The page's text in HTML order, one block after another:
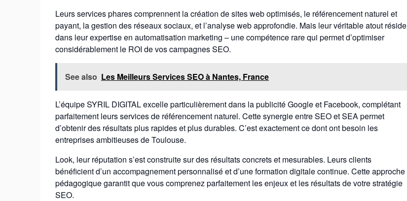
Leurs services phares comprennent la création de sites web optimisés, le référencement naturel et
payant, la gestion des réseaux sociaux, et l’analyse web approfondie. Mais leur véritable atout réside
dans leur expertise en automatisation marketing – une compétence rare qui permet d’optimiser
considérablement le ROI de vos campagnes SEO.
See also Les Meilleurs Services SEO à Nantes, France
L’équipe SYRIL DIGITAL excelle particulièrement dans la publicité Google et Facebook, complétant
parfaitement leurs services de référencement naturel. Cette synergie entre SEO et SEA permet
d’obtenir des résultats plus rapides et plus durables. C’est exactement ce dont ont besoin les
entreprises ambitieuses de Toulouse.
Look, leur réputation s’est construite sur des résultats concrets et mesurables. Leurs clients
bénéficient d’un accompagnement personnalisé et d’une formation digitale continue. Cette approche
pédagogique garantit que vous comprenez parfaitement les enjeux et les résultats de votre stratégie
SEO.